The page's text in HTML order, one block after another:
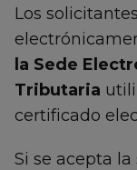
Los
la Sede
Tributaria
certificado
Si se acepta